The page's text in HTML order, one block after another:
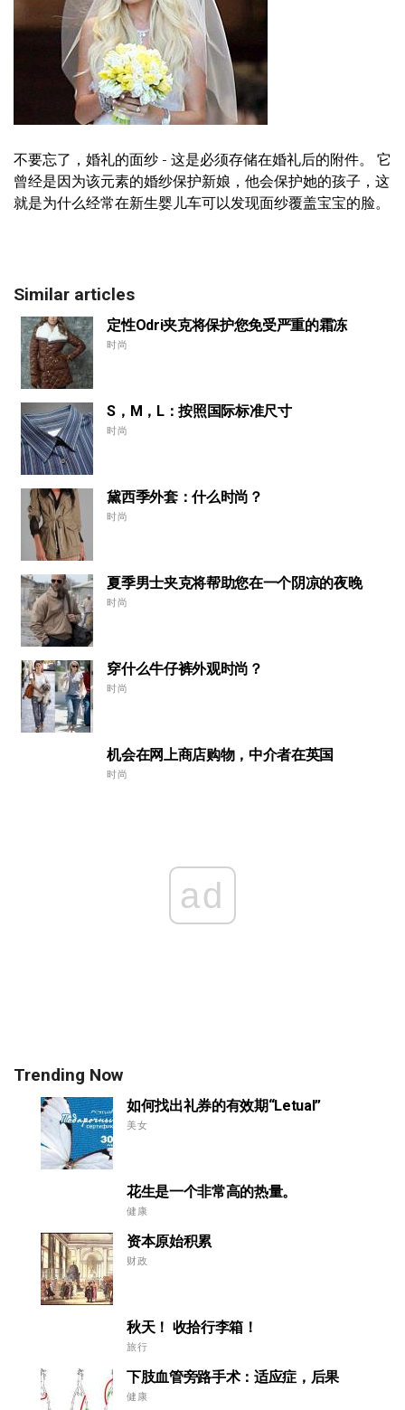
不要忘了，婚礼的面纱 - 这是必须存储在婚礼后的附件。 它
曾经是因为该元素的婚纱保护新娘，他会保护她的孩子，这
就是为什么经常在新生婴儿车可以发现面纱覆盖宝宝的脸。
Similar articles
定性Odri夹克将保护您免受严重的霜冻
时尚
S，M，L：按照国际标准尺寸
时尚
黛西季外套：什么时尚？
时尚
夏季男士夹克将帮助您在一个阴凉的夜晚
时尚
穿什么牛仔裤外观时尚？
时尚
机会在网上商店购物，中介者在英国
时尚
ad
Trending Now
如何找出礼券的有效期“Letual”
美女
花生是一个非常高的热量。
健康
资本原始积累
财政
秋天！ 收拾行李箱！
旅行
下肢血管旁路手术：适应症，后果
健康